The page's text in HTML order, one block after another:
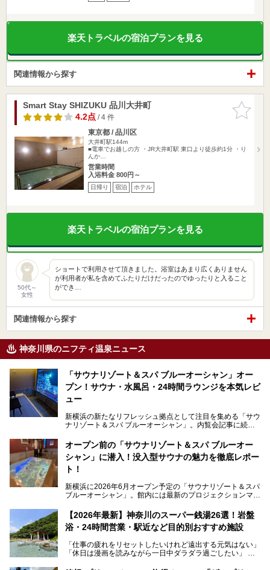
楽天トラベルの宿泊プランを見る
関連情報から探す
お気に入
りに追加
Smart Stay SHIZUKU 品川大井町
4.2点/ 4 件
東京都 / 品川区
大井町駅144m
■電車でお越しの方 ・JR大井町駅 東口より徒歩約1分 ・り
んか…
営業時間
入浴料金 800円～
日帰り 宿泊 ホテル
楽天トラベルの宿泊プランを見る
50代～
女性
ショートで利用させて頂きました。浴室はあまり広くありません
が利用者が私を含めてふたりだけだったのでゆったりと入ること
ができ…
関連情報から探す
神奈川県のニフティ温泉ニュース
「サウナリゾート＆スパ ブルーオーシャン」オー
プン！サウナ・水風呂・24時間ラウンジを本気レビ
ュー
新横浜の新たなリフレッシュ拠点として注目を集める「サウ
ナリゾート＆スパ ブルーオーシャン」。内覧会記事に続
す。サウナや水風呂の気持ちよさはもちろん、リラックスス
ペースの過ごしやすさまで徹底チェック。新横浜エリアで日
常の疲れをリセットしたい人、ライブやスポーツ観戦遠征組
は必見です。
オープン前の「サウナリゾート＆スパ ブルーオー
シャン」に潜入！没入型サウナの魅力を徹底レポー
ト！
新横浜に2026年6月オープン予定の「サウナリゾート＆スパ
ブルーオーシャン」。館内には最新のプロジェクションマッ
的な“没入感（イマーシブ）”を体験できます。
今回は、そんな大注目の施設に一足先にお邪魔し、その全貌
を見学させていただきました！
【2026年最新】神奈川のスーパー銭湯26選！岩盤
浴・24時間営業・駅近など目的別おすすめ施設
「仕事の疲れをリセットしたいけれど遠出する元気はない」
「休日は漫画を読みながら一日中ダラダラ過ごしたい」